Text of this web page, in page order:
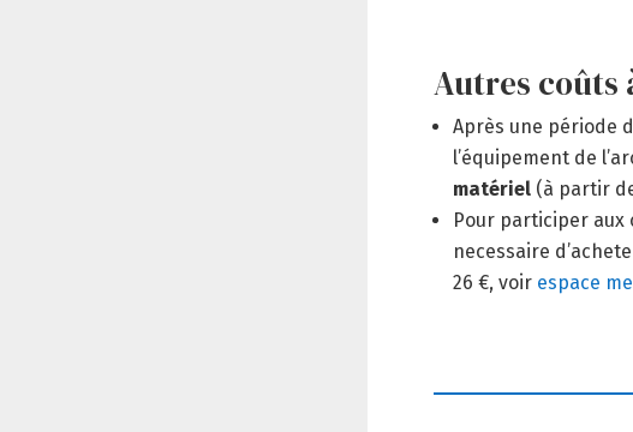
Autres coûts
Après une période
l’équipement de
matériel (à partir
Pour participer aux
necessaire
26 €, voir espace